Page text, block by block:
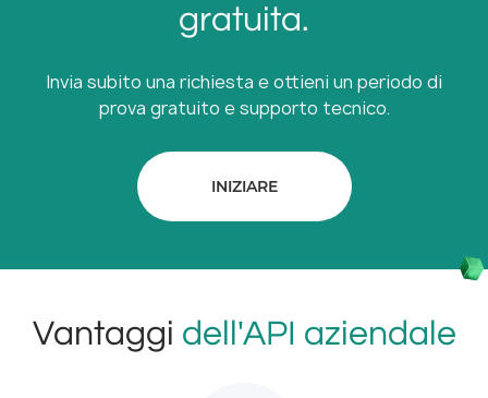
gratuita.
Invia subito una richiesta e ottieni un periodo di
prova gratuito e supporto tecnico.
INIZIARE
Vantaggi dell'API aziendale